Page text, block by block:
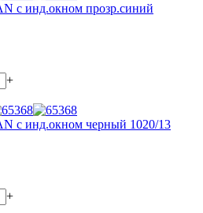
с инд.окном прозр.синий
+
с инд.окном черный 1020/13
+